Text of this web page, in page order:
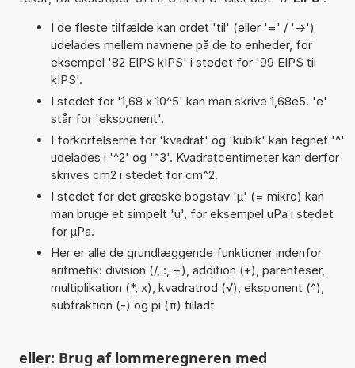
I de fleste tilfælde kan ordet 'til' (eller '=' / '->')
udelades mellem navnene på de to enheder, for
eksempel '82 EIPS kIPS' i stedet for '99 EIPS til
kIPS'.
I stedet for '1,68 x 10^5' kan man skrive 1,68e5. 'e'
står for 'eksponent'.
I forkortelserne for 'kvadrat' og 'kubik' kan tegnet '^'
udelades i '^2' og '^3'. Kvadratcentimeter kan derfor
skrives cm2 i stedet for cm^2.
I stedet for det græske bogstav 'µ' (= mikro) kan
man bruge et simpelt 'u', for eksempel uPa i stedet
for µPa.
Her er alle de grundlæggende funktioner indenfor
aritmetik: division (/, :, ÷), addition (+), parenteser,
multiplikation (*, x), kvadratrod (√), eksponent (^),
subtraktion (-) og pi (π) tilladt
eller: Brug af lommeregneren med